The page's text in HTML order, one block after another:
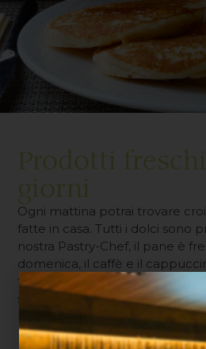
Prodotti
giorni
Ogni mattina potrai trovare
fatte in casa. Tutti i dolci sono
nostra Pastry-Chef, il pane è
domenica, il caffè e il
frutta è fresca di stagione e di
salumi e i formaggi, e le
biologiche. Il buffet ti attende